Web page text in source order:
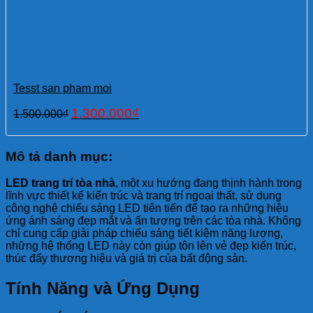
Tesst san pham moi
1.500.000₫ Original
was:
1.500.000₫.
1.300.000₫
is:
Mô tả danh mục:
LED trang trí tòa nhà, một xu hướng đang thịnh hành trong
lĩnh vực thiết kế kiến trúc và trang trí ngoại thất, sử dụng
công nghệ chiếu sáng LED tiên tiến để tạo ra những hiệu
ứng ánh sáng đẹp mắt và ấn tượng trên các tòa nhà. Không
chỉ cung cấp giải pháp chiếu sáng tiết kiệm năng lượng,
những hệ thống LED này còn giúp tôn lên vẻ đẹp kiến trúc,
thúc đẩy thương hiệu và giá trị của bất động sản.
Tính Năng và Ứng Dụng